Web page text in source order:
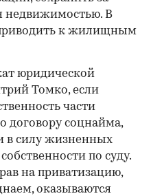
недвижимостью. В
к жилищным
юридической
Томко, если
части
договору соцнайма,
в силу жизненных
по суду.
на приватизацию,
оказываются